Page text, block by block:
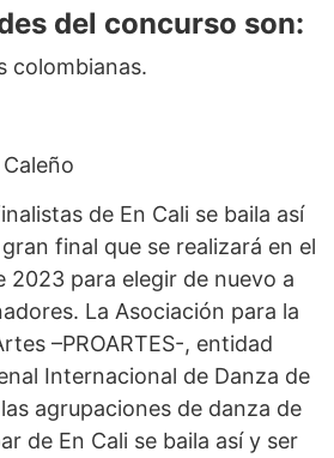
del concurso son:
colombianas.
de En Cali se baila así
final que se realizará en el
2023 para elegir de nuevo a
La Asociación para la
–PROARTES-, entidad
Internacional de Danza de
agrupaciones de danza de
de En Cali se baila así y ser